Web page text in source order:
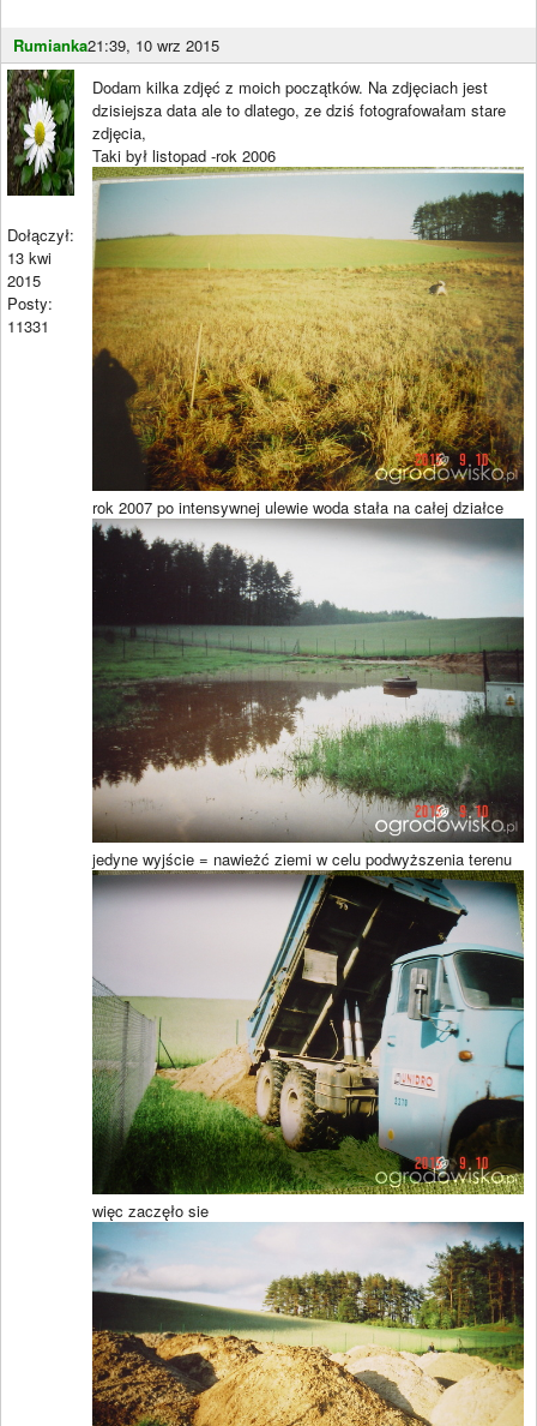
Rumianka21:39, 10 wrz 2015
Dołączył:
13 kwi
2015
Posty:
11331
Dodam kilka zdjęć z moich początków. Na zdjęciach jest
dzisiejsza data ale to dlatego, ze dziś fotografowałam stare
zdjęcia,
Taki był listopad -rok 2006
rok 2007 po intensywnej ulewie woda stała na całej działce
jedyne wyjście = nawieżć ziemi w celu podwyższenia terenu
więc zaczęło sie